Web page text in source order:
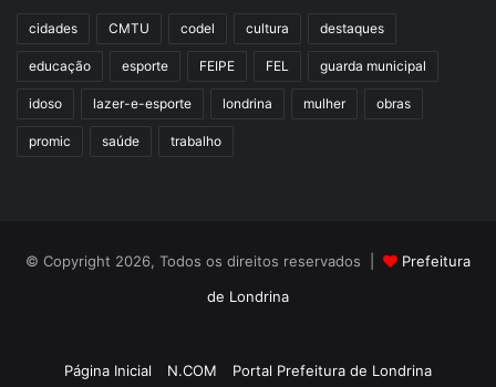
Etiquetas 1 lugar Campeonato Paranaense competição
Ginásio Moringão
londrina Moringão Taekwondo
cidades CMTU codel cultura destaques
educação esporte FEIPE FEL guarda municipal
idoso lazer-e-esporte londrina mulher obras
promic saúde trabalho
© Copyright 2026, Todos os direitos reservados |
Prefeitura
de Londrina
Página Inicial N.COM Portal Prefeitura de Londrina